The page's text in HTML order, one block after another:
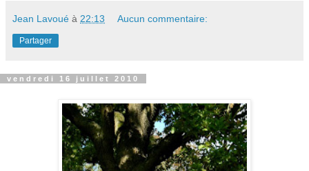
Jean Lavoué à 22:13 Aucun commentaire:
Partager
vendredi 16 juillet 2010